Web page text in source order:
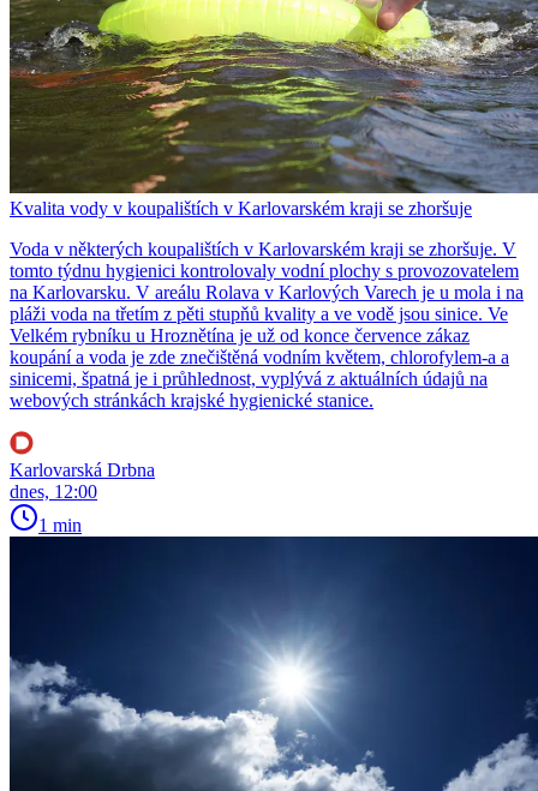
Kvalita vody v koupalištích v Karlovarském kraji se zhoršuje
Voda v některých koupalištích v Karlovarském kraji se zhoršuje. V
tomto týdnu hygienici kontrolovaly vodní plochy s provozovatelem
na Karlovarsku. V areálu Rolava v Karlových Varech je u mola i na
pláži voda na třetím z pěti stupňů kvality a ve vodě jsou sinice. Ve
Velkém rybníku u Hroznětína je už od konce července zákaz
koupání a voda je zde znečištěná vodním květem, chlorofylem-a a
sinicemi, špatná je i průhlednost, vyplývá z aktuálních údajů na
webových stránkách krajské hygienické stanice.
Karlovarská Drbna
dnes, 12:00
1 min